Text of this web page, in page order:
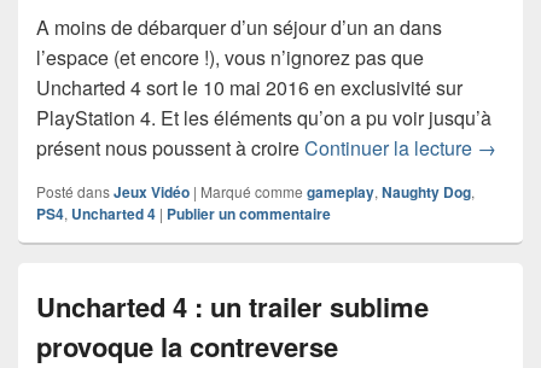
A moins de débarquer d’un séjour d’un an dans
l’espace (et encore !), vous n’ignorez pas que
Uncharted 4 sort le 10 mai 2016 en exclusivité sur
PlayStation 4. Et les éléments qu’on a pu voir jusqu’à
présent nous poussent à croireContinuer la lecture →
Posté dansJeux Vidéo | Marqué comme gameplay,Naughty Dog,
PS4, Uncharted 4 | Publier un commentaire
Uncharted 4 : un trailer sublime
provoque la contreverse